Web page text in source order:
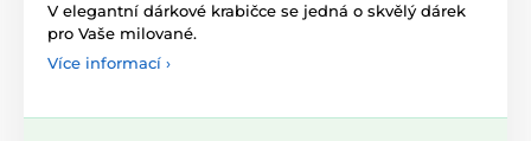
V elegantní dárkové krabičce se jedná o skvělý dárek
pro Vaše milované.
Více informací ›